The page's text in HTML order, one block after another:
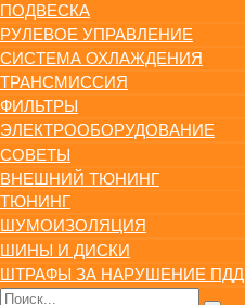
ПОДВЕСКА
РУЛЕВОЕ УПРАВЛЕНИЕ
СИСТЕМА ОХЛАЖДЕНИЯ
ТРАНСМИССИЯ
ФИЛЬТРЫ
ЭЛЕКТРООБОРУДОВАНИЕ
СОВЕТЫ
ВНЕШНИЙ ТЮНИНГ
ТЮНИНГ
ШУМОИЗОЛЯЦИЯ
ШИНЫ И ДИСКИ
ШТРАФЫ ЗА НАРУШЕНИЕ ПДД